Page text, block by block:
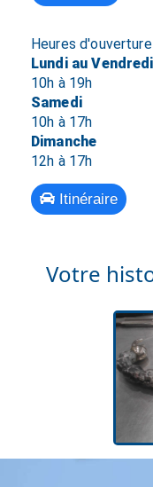
Heures d'ouverture
Lundi au Vendredi
10h à 19h
Samedi
10h à 17h
Dimanche
12h à 17h
Itinéraire
Votre